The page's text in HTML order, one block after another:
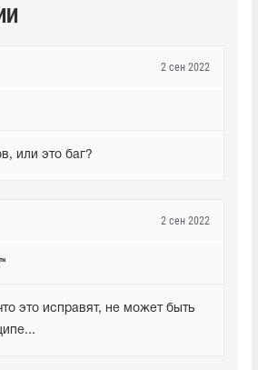
2 сен 2022
или это баг?
2 сен 2022
это исправят, не может быть